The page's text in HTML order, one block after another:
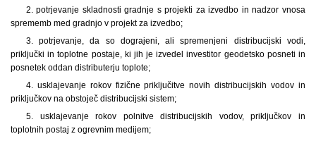
2. potrjevanje skladnosti gradnje s projekti za izvedbo in nadzor vnosa
sprememb med gradnjo v projekt za izvedbo;
3. potrjevanje, da so dograjeni, ali spremenjeni distribucijski vodi,
priključki in toplotne postaje, ki jih je izvedel investitor geodetsko posneti in
posnetek oddan distributerju toplote;
4. usklajevanje rokov fizične priključitve novih distribucijskih vodov in
priključkov na obstoječ distribucijski sistem;
5. usklajevanje rokov polnitve distribucijskih vodov, priključkov in
toplotnih postaj z ogrevnim medijem;